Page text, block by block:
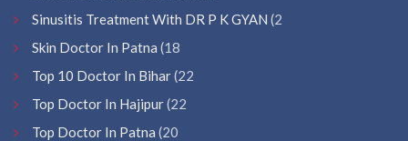
Sinusitis Treatment With DR P K GYAN (2
Skin Doctor In Patna (18
Top 10 Doctor In Bihar(22
Top Doctor In Hajipur(22
Top Doctor In Patna (20